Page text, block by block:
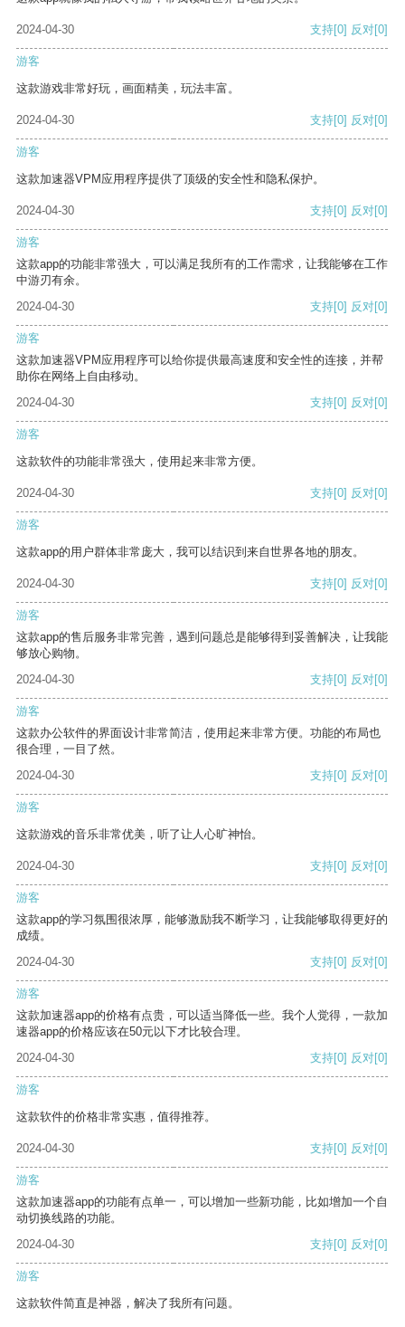
2024-04-30 支持[0] 反对[0]
游客
这款游戏非常好玩，画面精美，玩法丰富。
2024-04-30 支持[0] 反对[0]
游客
这款加速器VPM应用程序提供了顶级的安全性和隐私保护。
2024-04-30 支持[0] 反对[0]
游客
这款app的功能非常强大，可以满足我所有的工作需求，让我能够在工作
中游刃有余。
2024-04-30
支持[0] 反对[0]
游客
这款加速器VPM应用程序可以给你提供最高速度和安全性的连接，并帮
助你在网络上自由移动。
2024-04-30
支持[0] 反对[0]
游客
这款软件的功能非常强大，使用起来非常方便。
2024-04-30 支持[0] 反对[0]
游客
这款app的用户群体非常庞大，我可以结识到来自世界各地的朋友。
2024-04-30 支持[0] 反对[0]
游客
这款app的售后服务非常完善，遇到问题总是能够得到妥善解决，让我能
够放心购物。
2024-04-30
支持[0] 反对[0]
游客
这款办公软件的界面设计非常简洁，使用起来非常方便。功能的布局也
很合理，一目了然。
2024-04-30
支持[0] 反对[0]
游客
这款游戏的音乐非常优美，听了让人心旷神怡。
2024-04-30 支持[0] 反对[0]
游客
这款app的学习氛围很浓厚，能够激励我不断学习，让我能够取得更好的
成绩。
2024-04-30
支持[0] 反对[0]
游客
这款加速器app的价格有点贵，可以适当降低一些。我个人觉得，一款加
速器app的价格应该在50元以下才比较合理。
2024-04-30
支持[0] 反对[0]
游客
这款软件的价格非常实惠，值得推荐。
2024-04-30 支持[0] 反对[0]
游客
这款加速器app的功能有点单一，可以增加一些新功能，比如增加一个自
动切换线路的功能。
2024-04-30
支持[0] 反对[0]
游客
这款软件简直是神器，解决了我所有问题。